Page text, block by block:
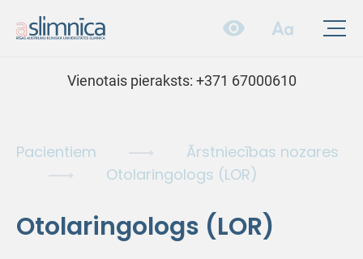
Vienotais pieraksts: +371 67000610
Pacientiem
Ārstniecības nozares
Otolaringologs (LOR)
Otolaringologs (LOR)